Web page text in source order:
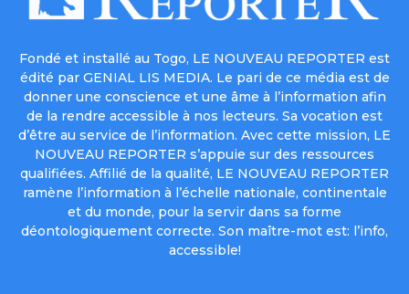
Fondé et installé au Togo, LE NOUVEAU REPORTER est
édité par GENIAL LIS MEDIA. Le pari de ce média est de
donner une conscience et une âme à l’information afin
de la rendre accessible à nos lecteurs. Sa vocation est
d’être au service de l’information. Avec cette mission, LE
NOUVEAU REPORTER s’appuie sur des ressources
qualifiées. Affilié de la qualité, LE NOUVEAU REPORTER
ramène l’information à l’échelle nationale, continentale
et du monde, pour la servir dans sa forme
déontologiquement correcte. Son maître-mot est: l’info,
accessible!